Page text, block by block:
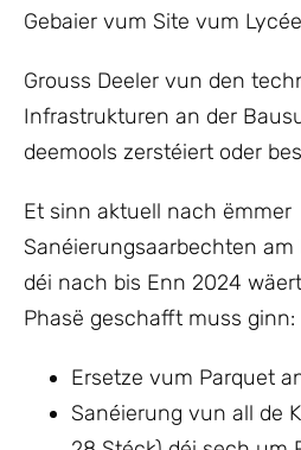
Gebaier vum Site vum
Grouss Deeler vun den
Infrastrukturen an der
deemools zerstéiert oder
Et sinn aktuell nach ëmmer
Sanéierungsaarbechten
déi nach bis Enn 2024
Phasë geschafft muss ginn:
Ersetze vum Parquet
Sanéierung vun all de